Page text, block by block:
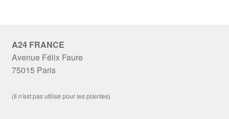
A24 FRANCE
Avenue Félix Faure
75015 Paris
(Il n'est pas utilisé pour les plaintes)